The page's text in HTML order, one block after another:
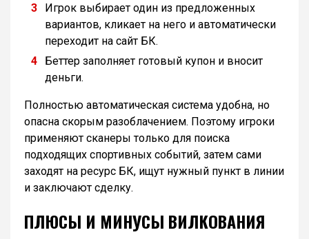
Игрок выбирает один из предложенных
вариантов, кликает на него и автоматически
переходит на сайт БК.
Беттер заполняет готовый купон и вносит
деньги.
Полностью автоматическая система удобна, но
опасна скорым разоблачением. Поэтому игроки
применяют сканеры только для поиска
подходящих спортивных событий, затем сами
заходят на ресурс БК, ищут нужный пункт в линии
и заключают сделку.
ПЛЮСЫ И МИНУСЫ ВИЛКОВАНИЯ